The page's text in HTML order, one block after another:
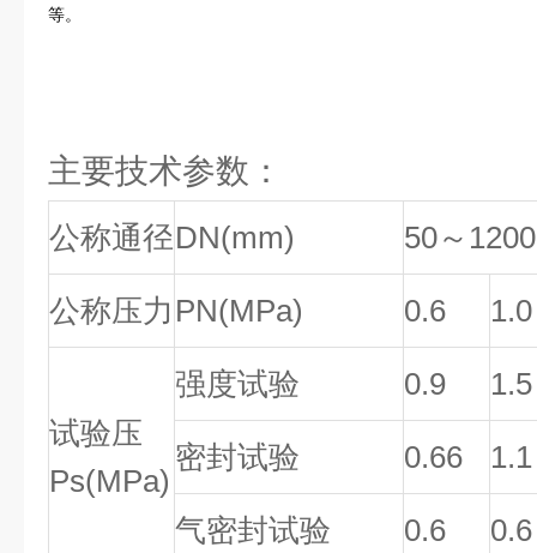
等。
主要技术参数：
公称通径DN(mm) 50～1200
公称压力 PN(MPa) 0.6 1.0
试验压
Ps(MPa)
强度试验 0.9 1.5
密封试验 0.66 1.1
气密封试验 0.6 0.6